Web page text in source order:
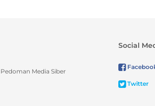
Pedoman Media Siber
Social
Twitter